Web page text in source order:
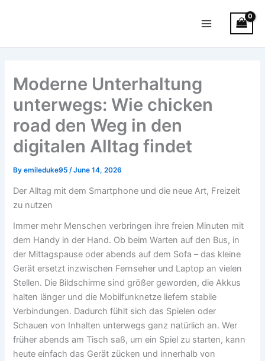
Menu
Moderne Unterhaltung
unterwegs: Wie chicken
road den Weg in den
digitalen Alltag findet
Byemileduke95 /June 14, 2026
Der Alltag mit dem Smartphone und die neue Art, Freizeit
zu nutzen
Immer mehr Menschen verbringen ihre freien Minuten mit
dem Handy in der Hand. Ob beim Warten auf den Bus, in
der Mittagspause oder abends auf dem Sofa – das kleine
Gerät ersetzt inzwischen Fernseher und Laptop an vielen
Stellen. Die Bildschirme sind größer geworden, die Akkus
halten länger und die Mobilfunknetze liefern stabile
Verbindungen. Dadurch fühlt sich das Spielen oder
Schauen von Inhalten unterwegs ganz natürlich an. Wer
früher abends am Tisch saß, um ein Spiel zu starten, kann
heute einfach das Gerät zücken und innerhalb von